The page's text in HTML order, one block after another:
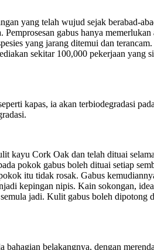
yang telah wujud sejak berabad-
gabus hanya
yang jarang ditemui dan
sekitar 100,000 pekerjaan
kapas, ia akan terbiodegradasi
kayu Cork Oak dan telah dituai
pokok gabus boleh dituai setiap
itu tidak rosak. Gabus
kepingan nipis. Kain sokongan,
jadi. Kulit gabus boleh
belakangnya, dengan